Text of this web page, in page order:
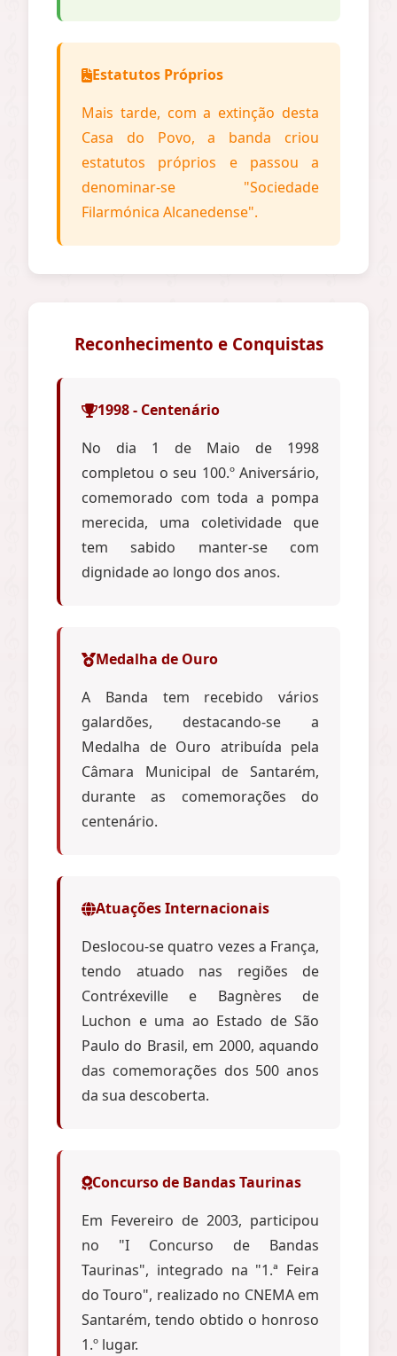
Estatutos Próprios
Mais tarde, com a extinção desta
Casa do Povo, a banda criou
estatutos próprios e passou a
denominar-se "Sociedade
Filarmónica Alcanedense".
Reconhecimento e Conquistas
1998 - Centenário
No dia 1 de Maio de 1998
completou o seu 100.º Aniversário,
comemorado com toda a pompa
merecida, uma coletividade que
tem sabido manter-se com
dignidade ao longo dos anos.
Medalha de Ouro
A Banda tem recebido vários
galardões, destacando-se a
Medalha de Ouro atribuída pela
Câmara Municipal de Santarém,
durante as comemorações do
centenário.
Atuações Internacionais
Deslocou-se quatro vezes a França,
tendo atuado nas regiões de
Contréxeville e Bagnères de
Luchon e uma ao Estado de São
Paulo do Brasil, em 2000, aquando
das comemorações dos 500 anos
da sua descoberta.
Concurso de Bandas Taurinas
Em Fevereiro de 2003, participou
no "I Concurso de Bandas
Taurinas", integrado na "1.ª Feira
do Touro", realizado no CNEMA em
Santarém, tendo obtido o honroso
1.º lugar.